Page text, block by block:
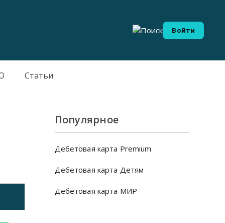
Войти
Статьи
Популярное
Дебетовая карта Premium
Дебетовая карта Детям
Дебетовая карта МИР